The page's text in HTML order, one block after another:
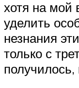
хотя на мой
уделить
незнания
только с
получилось,